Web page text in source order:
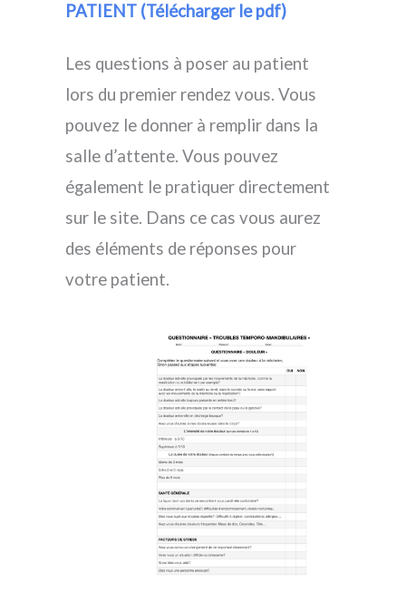
PATIENT (Télécharger le pdf)
Les questions à poser au patient
lors du premier rendez vous. Vous
pouvez le donner à remplir dans la
salle d’attente. Vous pouvez
également le pratiquer directement
sur le site. Dans ce cas vous aurez
des éléments de réponses pour
votre patient.